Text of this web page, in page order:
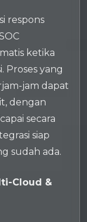
respons
ketika
yang
jam dapat
dengan
secara
siap
sudah ada.
Cloud &